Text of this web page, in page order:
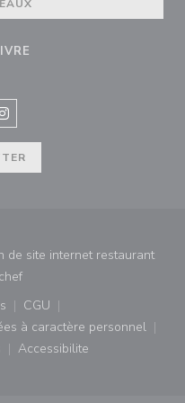
((ouvre une nouvelle
Instagram ((ouvre une
site internet restaurant
((ouvre une nouvelle
une nouvelle fenêtre))
CGU
((ouvre une nouvelle
à caractère personnel
une nouvelle fenêtre))
nouvelle fenêtre))
Accessibilite
((ouvre une nouvelle